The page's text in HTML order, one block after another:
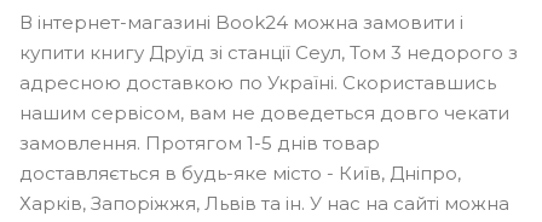
В інтернет-магазині Book24 можна замовити і
купити книгу Друїд зі станції Сеул, Том 3 недорого з
адресною доставкою по Україні. Скориставшись
нашим сервісом, вам не доведеться довго чекати
замовлення. Протягом 1-5 днів товар
доставляється в будь-яке місто - Київ, Дніпро,
Харків, Запоріжжя, Львів та ін. У нас на сайті можна